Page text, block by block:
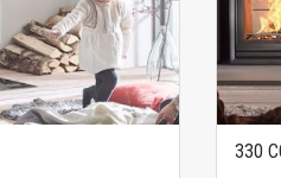
330